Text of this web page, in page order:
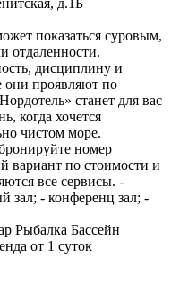
показаться суровым,
отдаленности.
дисциплину и
они проявляют по
станет для вас
когда хочется
чистом море.
номер
вариант по стоимости и
все сервисы. -
зал; - конференц зал; -
Рыбалка Бассейн
от 1 суток